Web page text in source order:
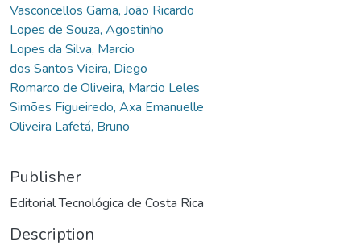
Vasconcellos Gama, João Ricardo
Lopes de Souza, Agostinho
Lopes da Silva, Marcio
dos Santos Vieira, Diego
Romarco de Oliveira, Marcio Leles
Simões Figueiredo, Axa Emanuelle
Oliveira Lafetá, Bruno
Publisher
Editorial Tecnológica de Costa Rica
Description